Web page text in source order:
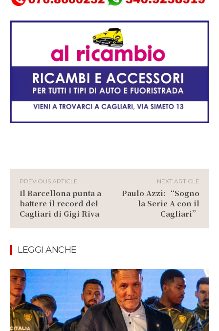
PREVIOUS ARTICLE
Il Barcellona punta a
battere il record del
Cagliari di Gigi Riva
NEXT ARTICLE
Paulo Azzi: “Sogno
la Serie A con il
Cagliari”
LEGGI ANCHE